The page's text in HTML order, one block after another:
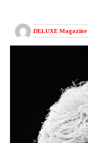
DELUXE Magazine